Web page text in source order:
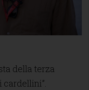
della terza
cardellini”.